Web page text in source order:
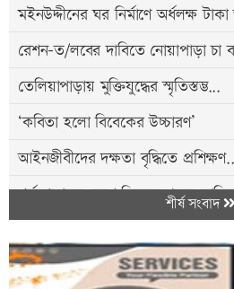
মইনউদ্দীনের ঘর নির্মাণে অর্ধলক্ষ
রেশন-ত/লবের দাবিতে নোয়াপাড়া চা
তেলিয়াপাড়ায় মুক্তিযুদ্ধের স্মৃতিস্তম্ভ...
‘কবিতা হলো বিবেকের উচ্চারণ’
আইনজীবীদের দক্ষতা বৃদ্ধিতে
শর্তসাপেক্ষে দেশে ফিরতে প্রস্তুত
এমপিওভুক্ত অবসরপ্রাপ্ত শিক্ষক-
শীর্ষ সংবাদ